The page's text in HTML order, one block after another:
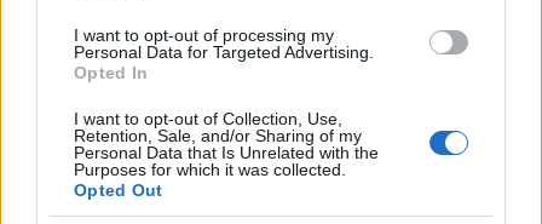
I want to opt-out of processing my
Personal Data for Targeted Advertising.
Opted In
I want to opt-out of Collection, Use,
Retention, Sale, and/or Sharing of my
Personal Data that Is Unrelated with the
Purposes for which it was collected.
Opted Out